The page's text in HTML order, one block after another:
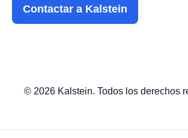
Contactar a Kalstein
© 2026 Kalstein. Todos los derechos